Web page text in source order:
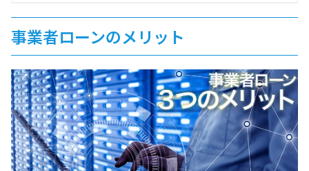
事業者ローンのメリット